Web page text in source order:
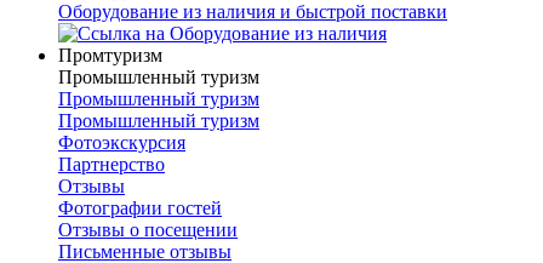
Оборудование из наличия и быстрой поставки
Промтуризм
Промышленный туризм
Промышленный туризм
Промышленный туризм
Фотоэкскурсия
Партнерство
Отзывы
Фотографии гостей
Отзывы о посещении
Письменные отзывы